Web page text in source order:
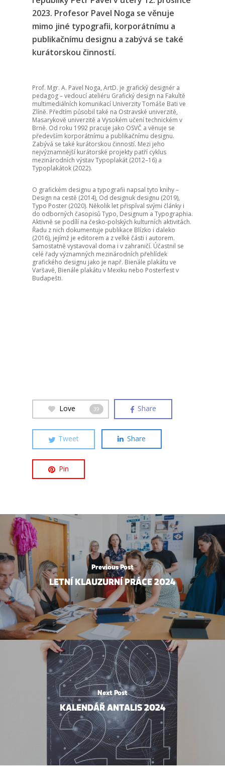
2023. Profesor Pavel Noga se věnuje
mimo jiné typografii, korporátnímu a
publikačnímu designu a zabývá se také
kurátorskou činností.
Prof. Mgr. A. Pavel Noga, ArtD. je grafický designér a
pedagog – vedoucí ateliéru Grafický design na Fakultě
multimediálních komunikací Univerzity Tomáše Bati ve
Zlíně. Předtím působil také na Ostravské univerzitě,
Masarykově univerzitě a Vysokém učení technickém v
Brně. Od roku 1992 pracuje jako OSVČ a věnuje se
především korporátnímu a publikačnímu designu.
Zabývá se také kurátorskou činností. Mezi jeho
nejvýznamnější kurátorské projekty patří cyklus
mezinárodních výstav Typoplakát (2012–16) a
Typoplakátok (2022).
O grafickém designu a typografii napsal tyto knihy –
Design na cestě (2014), Od designuk designu (2019),
Typo Poster (2020). Několik let přispíval svými články i
do odborných časopisů Typo, Designum a Typographia.
Aktivně se podílí na česko-polských kulturních aktivitách.
Řadu z nich dokumentuje publikace Blízko i daleko
(2016), jejímž je editorem a z velké části i autorem.
Samostatně vystavoval doma i v zahraničí. Účastnil se
celé řady významných mezinárodních přehlídek
grafického designu jako je např. Bienále plakátu ve
Varšavě, Bienále plakátu v Mexiku nebo Posterfest v
Budapešti.
Love 39 Share
Tweet Share
Pin
Previous Post
LETNÍ KLAUZURNÍ PRÁCE 2024
Next Post
KALENDÁŘ ANTALIS 2024